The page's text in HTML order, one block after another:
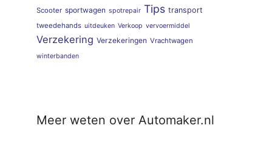
Scooter sportwagen spotrepair Tips transport
tweedehands uitdeuken Verkoop vervoermiddel
Verzekering Verzekeringen Vrachtwagen
winterbanden
Meer weten over Automaker.nl